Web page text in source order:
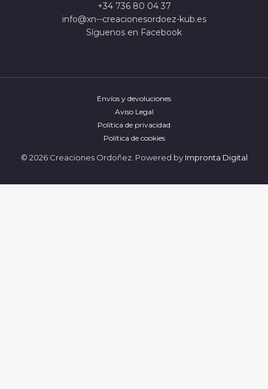
+34 736 80 04 37
info@xn--creacionesordoez-kub.es
Síguenos en Facebook
Envíos y devoluciones
Aviso Legal
Política de privacidad
Política de cookies
© 2026 Creaciones Ordoñez. Powered by Impronta Digital